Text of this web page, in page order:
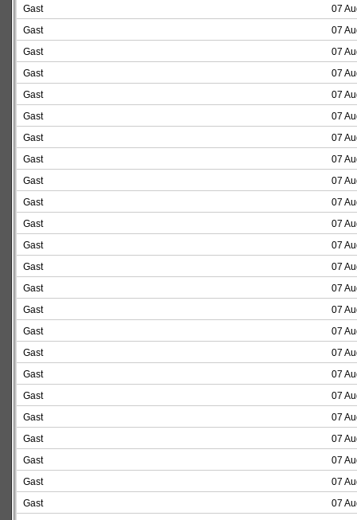
Gast
07
Gast
07
Gast
07
Gast
07
Gast
07
Gast
07
Gast
07
Gast
07
Gast
07
Gast
07
Gast
07
Gast
07
Gast
07
Gast
07
Gast
07
Gast
07
Gast
07
Gast
07
Gast
07
Gast
07
Gast
07
Gast
07
Gast
07
Gast
07